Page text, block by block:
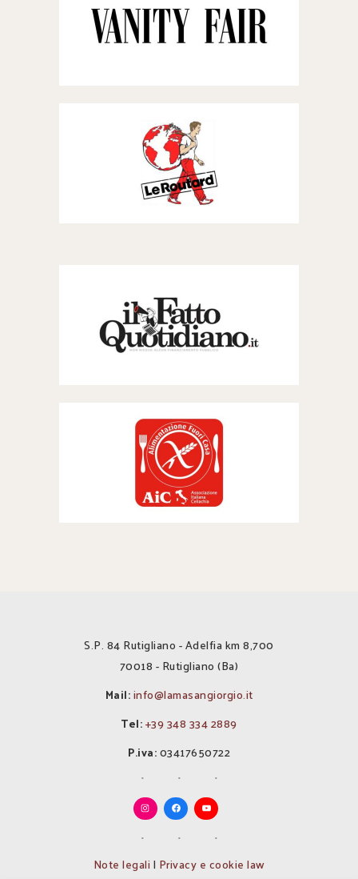
S.P. 84 Rutigliano - Adelfia km 8,700
70018 - Rutigliano (Ba)
Mail:info@lamasangiorgio.it
Tel:+39 348 334 2889
P.iva:03417650722
Note legali | Privacy e cookie law